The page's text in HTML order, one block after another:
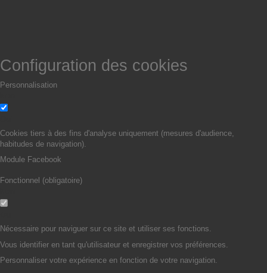
Configuration des cookies
Personnalisation
Cookies tiers à des fins d'analyse uniquement (mesures d'audience,
habitudes de navigation).
Module Facebook
Fonctionnel (obligatoire)
Nécessaire pour naviguer sur ce site et utiliser ses fonctions.
Vous identifier en tant qu'utilisateur et enregistrer vos préférences.
Personnaliser votre expérience en fonction de votre navigation.